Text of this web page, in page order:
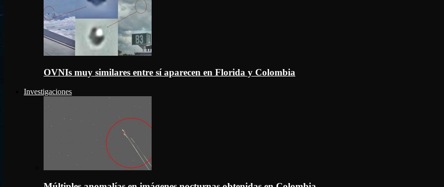
OVNIs muy similares entre sí aparecen en Florida y Colombia
Investigaciones